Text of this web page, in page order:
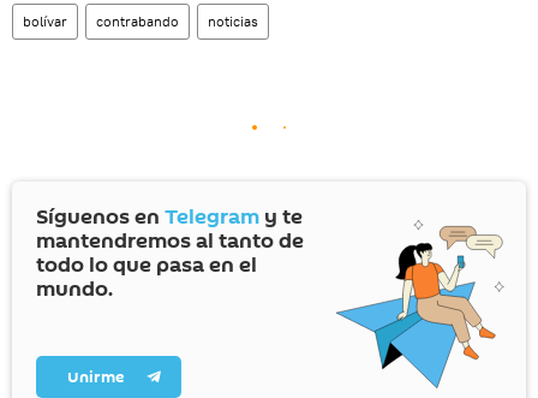
bolívar contrabando noticias
Síguenos en Telegram y te
mantendremos al tanto de
todo lo que pasa en el
mundo.
Unirme